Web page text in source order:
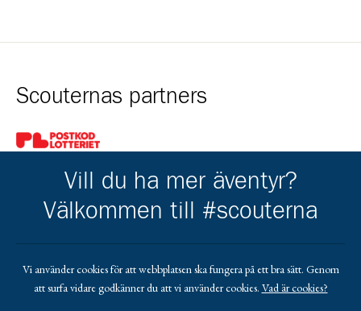
Scouternas partners
Gå till pl_50
Kårens partners
Gå till https://www.netshirt.se/
Vill du ha mer äventyr?
Välkommen till #scouterna
Vi använder cookies för att webbplatsen ska fungera på ett bra sätt. Genom
att surfa vidare godkänner du att vi använder cookies. Vad är cookies?